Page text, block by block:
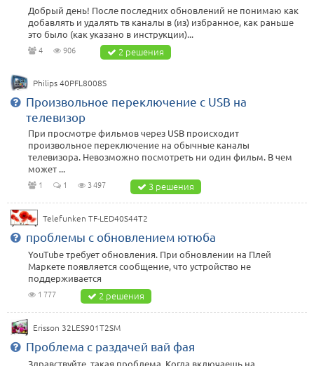
Добрый день! После последних обновлений не понимаю как
добавлять и удалять тв каналы в (из) избранное, как раньше
это было (как указано в инструкции)...
4 906 2 решения
Philips 40PFL8008S
Произвольное переключение с USB на
телевизор
При просмотре фильмов через USB происходит
произвольное переключение на обычные каналы
телевизора. Невозможно посмотреть ни один фильм. В чем
может ...
1 1 3 497 3 решения
Telefunken TF-LED40S44T2
проблемы с обновлением ютюба
YouTube требует обновления. При обновлении на Плей
Маркете появляется сообщение, что устройство не
поддерживается
1 777 2 решения
Erisson 32LES901T2SM
Проблема с раздачей вай фая